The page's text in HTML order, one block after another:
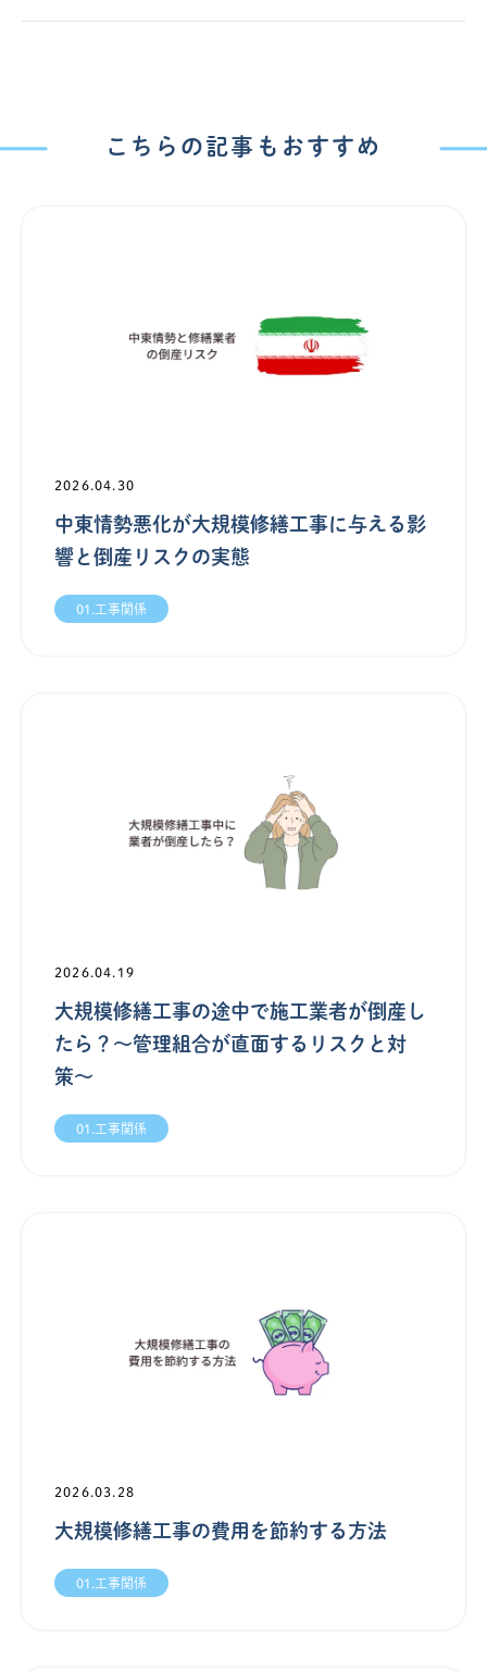
こちらの記事もおすすめ
2026.04.30
中東情勢悪化が大規模修繕工事に与える影
響と倒産リスクの実態
01.工事関係
2026.04.19
大規模修繕工事の途中で施工業者が倒産し
たら？〜管理組合が直面するリスクと対
策〜
01.工事関係
2026.03.28
大規模修繕工事の費用を節約する方法
01.工事関係